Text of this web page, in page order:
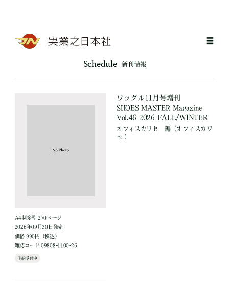
Schedule 新刊情報
A4判変型 270ページ
2026年09月30日発売
価格 990円（税込）
雑誌コード 09808-1100-26
予約受付中
ワッグル11月号増刊
SHOES MASTER Magazine
Vol.46 2026 FALL/WINTER
オフィスカワセ 編（オフィスカワ
セ ）